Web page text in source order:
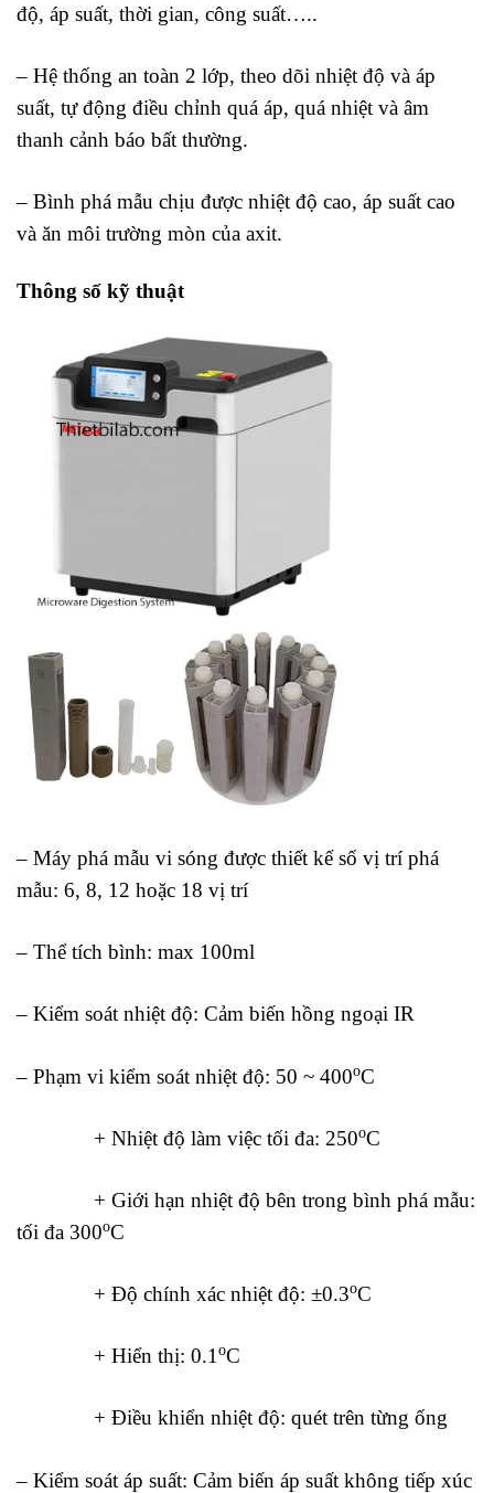
độ, áp suất, thời gian, công suất…..
– Hệ thống an toàn 2 lớp, theo dõi nhiệt độ và áp
suất, tự động điều chỉnh quá áp, quá nhiệt và âm
thanh cảnh báo bất thường.
– Bình phá mẫu chịu được nhiệt độ cao, áp suất cao
và ăn môi trường mòn của axit.
Thông số kỹ thuật
– Máy phá mẫu vi sóng được thiết kế số vị trí phá
mẫu: 6, 8, 12 hoặc 18 vị trí
– Thể tích bình: max 100ml
– Kiểm soát nhiệt độ: Cảm biến hồng ngoại IR
– Phạm vi kiểm soát nhiệt độ: 50 ~ 400oC
+ Nhiệt độ làm việc tối đa: 250oC
+ Giới hạn nhiệt độ bên trong bình phá mẫu:
tối đa 300oC
+ Độ chính xác nhiệt độ: ±0.3oC
+ Hiển thị: 0.1oC
+ Điều khiển nhiệt độ: quét trên từng ống
– Kiểm soát áp suất: Cảm biến áp suất không tiếp xúc